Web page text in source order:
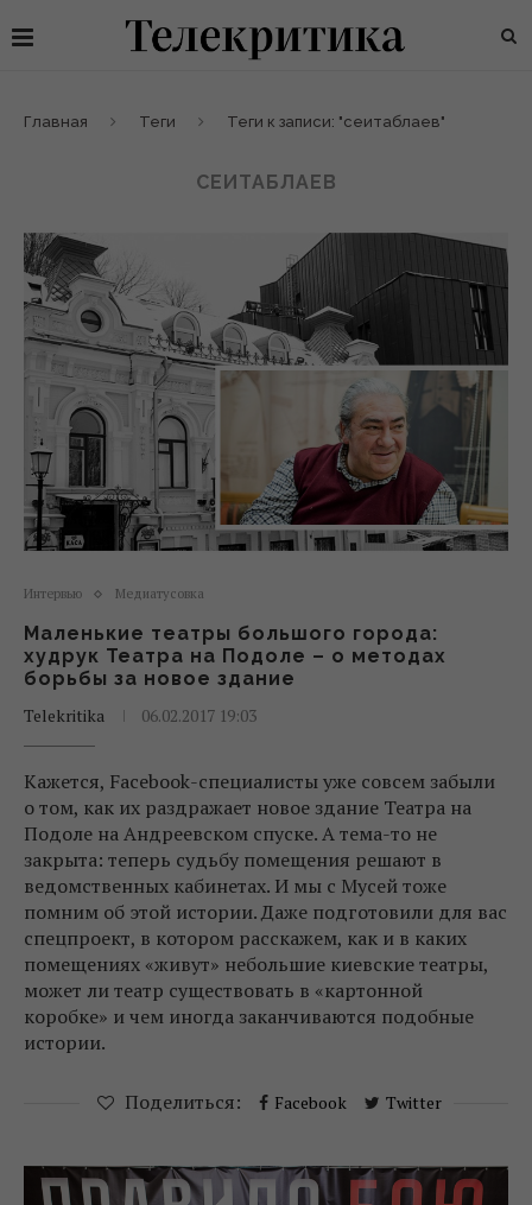
Главная Теги Теги к записи: "сеитаблаев"
СЕИТАБЛАЕВ
Интервью Медиатусовка
Маленькие театры большого города:
худрук Театра на Подоле – о методах
борьбы за новое здание
Telekritika
06.02.2017 19:03
Кажется, Facebook-специалисты уже совсем забыли
о том, как их раздражает новое здание Театра на
Подоле на Андреевском спуске. А тема-то не
закрыта: теперь судьбу помещения решают в
ведомственных кабинетах. И мы с Мусей тоже
помним об этой истории. Даже подготовили для вас
спецпроект, в котором расскажем, как и в каких
помещениях «живут» небольшие киевские театры,
может ли театр существовать в «картонной
коробке» и чем иногда заканчиваются подобные
истории.
Поделиться: Facebook Twitter